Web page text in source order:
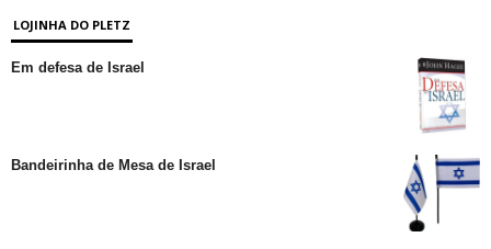
LOJINHA DO PLETZ
Em defesa de Israel
Bandeirinha de Mesa de Israel